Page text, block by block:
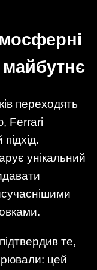
переходять
Ferrari
унікальний
те,
цей